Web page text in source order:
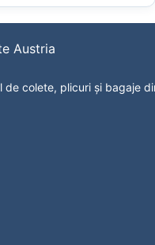
de colete, plicuri și bagaje